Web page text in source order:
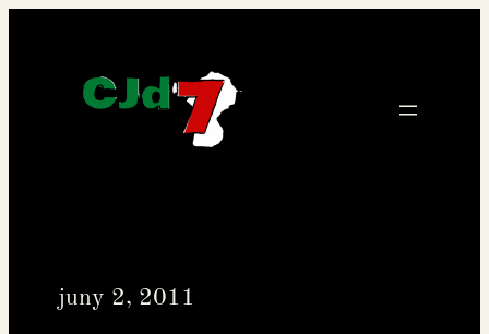
contingut
juny 2, 2011